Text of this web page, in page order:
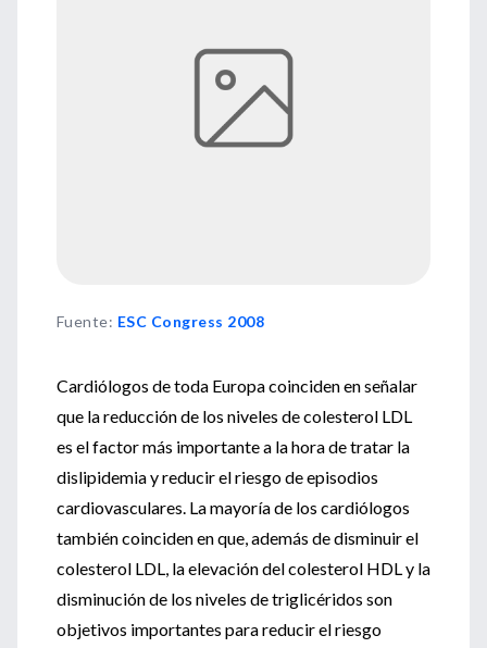
Fuente: ESC Congress 2008
Cardiólogos de toda Europa coinciden en señalar
que la reducción de los niveles de colesterol LDL
es el factor más importante a la hora de tratar la
dislipidemia y reducir el riesgo de episodios
cardiovasculares. La mayoría de los cardiólogos
también coinciden en que, además de disminuir el
colesterol LDL, la elevación del colesterol HDL y la
disminución de los niveles de triglicéridos son
objetivos importantes para reducir el riesgo